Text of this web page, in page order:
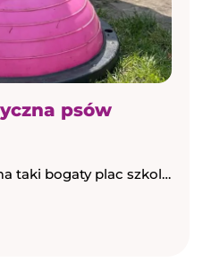
psów
Dlaczego nasza szkoła ma taki bogaty plac szkoleniowy? Po co te przeszkody, baseny? Dlaczego wprowadzamy elementy fitnessu na Psim przedszkolu? Zależy nam na polepszeniu integracji ...